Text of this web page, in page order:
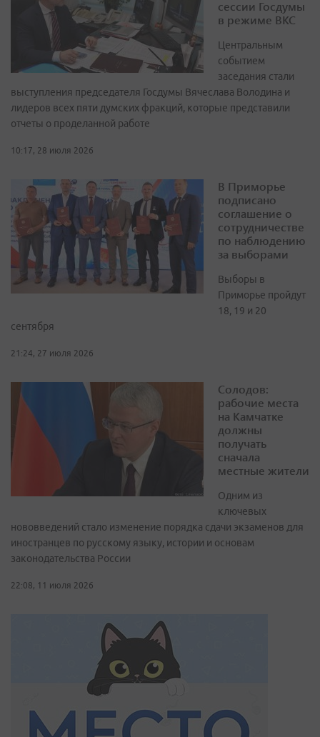
сессии Госдумы
в режиме ВКС
Центральным
событием
заседания стали
выступления председателя Госдумы Вячеслава Володина и
лидеров всех пяти думских фракций, которые представили
отчеты о проделанной работе
10:17, 28 июля 2026
В Приморье
подписано
соглашение о
сотрудничестве
по наблюдению
за выборами
Выборы в
Приморье пройдут
18, 19 и 20
сентября
21:24, 27 июля 2026
Солодов:
рабочие места
на Камчатке
должны
получать
сначала
местные жители
Одним из
ключевых
нововведений стало изменение порядка сдачи экзаменов для
иностранцев по русскому языку, истории и основам
законодательства России
22:08, 11 июля 2026